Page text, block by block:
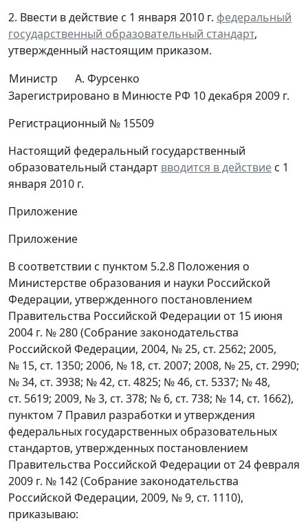
2. Ввести в действие с 1 января 2010 г. федеральный
государственный образовательный стандарт,
утвержденный настоящим приказом.
Министр
А. Фурсенко
Зарегистрировано в Минюсте РФ 10 декабря 2009 г.
Регистрационный № 15509
Настоящий федеральный государственный
образовательный стандарт вводится в действие с 1
января 2010 г.
Приложение
Приложение
В соответствии с пунктом 5.2.8 Положения о
Министерстве образования и науки Российской
Федерации, утвержденного постановлением
Правительства Российской Федерации от 15 июня
2004 г. № 280 (Собрание законодательства
Российской Федерации, 2004, № 25, ст. 2562; 2005,
№ 15, ст. 1350; 2006, № 18, ст. 2007; 2008, № 25, ст. 2990;
№ 34, ст. 3938; № 42, ст. 4825; № 46, ст. 5337; № 48,
ст. 5619; 2009, № 3, ст. 378; № 6, ст. 738; № 14, ст. 1662),
пунктом 7 Правил разработки и утверждения
федеральных государственных образовательных
стандартов, утвержденных постановлением
Правительства Российской Федерации от 24 февраля
2009 г. № 142 (Собрание законодательства
Российской Федерации, 2009, № 9, ст. 1110),
приказываю: